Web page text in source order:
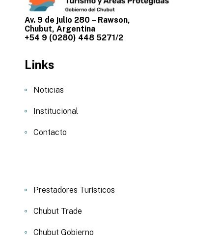
Av. 9 de julio 280 – Rawson,
Chubut, Argentina
+54 9 (0280) 448 5271/2
Links
Noticias
Institucional
Contacto
Prestadores Turísticos
Chubut Trade
Chubut Gobierno